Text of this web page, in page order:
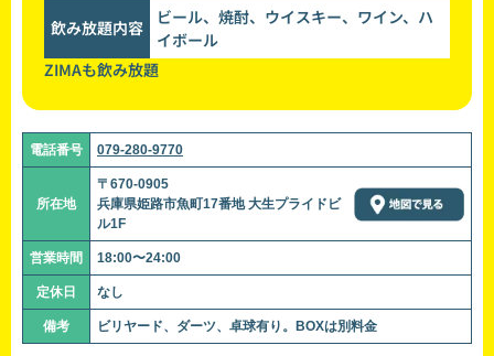
飲み放題内容
ビール、焼酎、ウイスキー、ワイン、ハ
イボール
ZIMAも飲み放題
電話番号 079-280-9770
所在地
〒670-0905
兵庫県姫路市魚町17番地 大生プライドビ
ル1F
営業時間 18:00〜24:00
定休日 なし
備考 ビリヤード、ダーツ、卓球有り。BOXは別料金